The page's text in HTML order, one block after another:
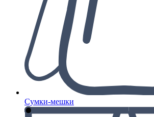
Сумки-мешки